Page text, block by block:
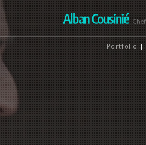
Portfolio |